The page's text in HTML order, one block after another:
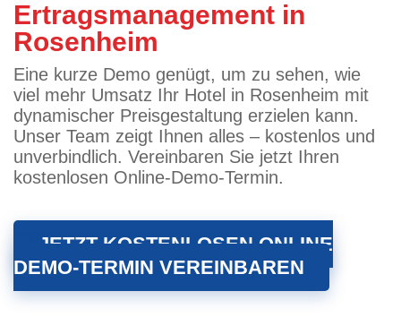
Ertragsmanagement in
Rosenheim
Eine kurze Demo genügt, um zu sehen, wie
viel mehr Umsatz Ihr Hotel in Rosenheim mit
dynamischer Preisgestaltung erzielen kann.
Unser Team zeigt Ihnen alles – kostenlos und
unverbindlich. Vereinbaren Sie jetzt Ihren
kostenlosen Online-Demo-Termin.
JETZT KOSTENLOSEN ONLINE
DEMO-TERMIN VEREINBAREN